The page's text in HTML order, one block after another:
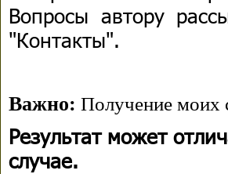
Вопросы автору
"Контакты".
Важно: Получение моих
Результат может
случае.